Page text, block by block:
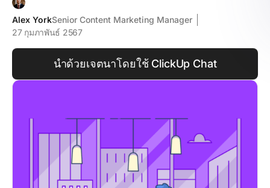
Alex YorkSenior Content Marketing Manager
27 กุมภาพันธ์ 2567
นำด้วยเจตนาโดยใช้ ClickUp Chat